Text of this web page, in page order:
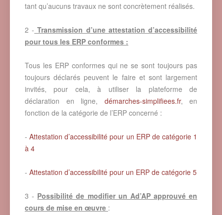
tant qu’aucuns travaux ne sont concrètement réalisés.
2 - Transmission d’une attestation d’accessibilité
pour tous les ERP conformes :
Tous les ERP conformes qui ne se sont toujours pas
toujours déclarés peuvent le faire et sont largement
invités, pour cela, à utiliser la plateforme de
déclaration en ligne, démarches-simplifiees.fr, en
fonction de la catégorie de l’ERP concerné :
-Attestation d’accessibilité pour un ERP de catégorie 1
à 4
- Attestation d’accessibilité pour un ERP de catégorie 5
3 - Possibilité de modifier un Ad’AP approuvé en
cours de mise en œuvre :